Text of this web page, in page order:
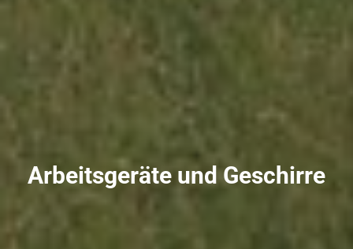
Arbeitsgeräte und Geschirre